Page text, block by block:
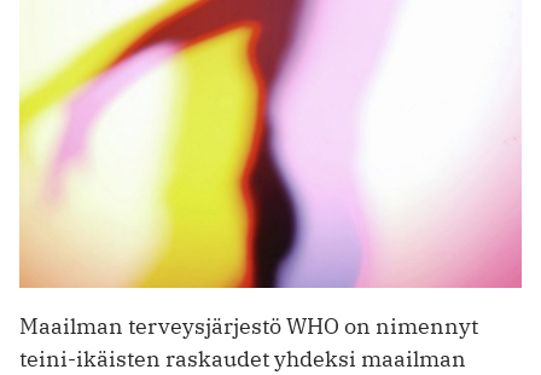
Maailman terveysjärjestö WHO on nimennyt
teini-ikäisten raskaudet yhdeksi maailman